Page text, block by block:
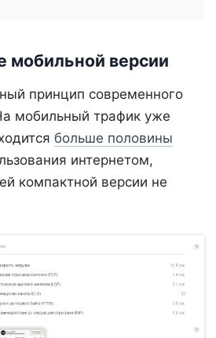
мобильной версии
принцип современного
мобильный трафик уже
больше половины
интернетом,
компактной версии не